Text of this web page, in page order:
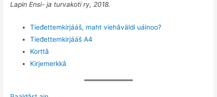
Lapin Ensi- ja turvakoti ry, 2018.
Tieđettemkirjááš, maht viehâväldi uáinoo?
Tieđettemkirjááš A4
Korttâ
Kirjemerkkâ